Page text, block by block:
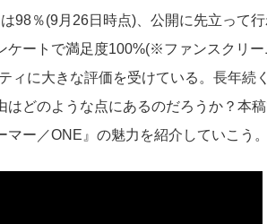
98％(9月26日時点)、公開に先立って
ケートで満足度100%(※ファンスクリ
ィに大きな評価を受けている。長年続
どのような点にあるのだろうか？本稿
ー／ONE』の魅力を紹介していこう。